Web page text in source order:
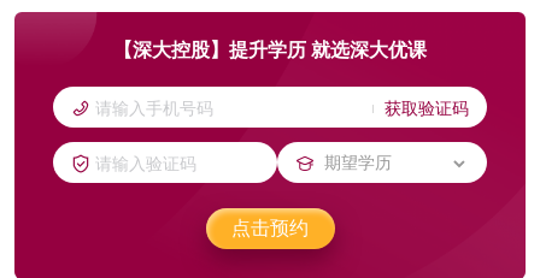
【深大控股】提升学历 就选深大优课
获取验证码
点击预约